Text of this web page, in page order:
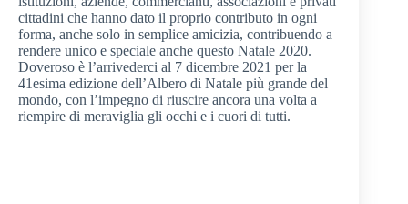
cittadini che hanno dato il proprio contributo in ogni
forma, anche solo in semplice amicizia, contribuendo a
rendere unico e speciale anche questo Natale 2020.
Doveroso è l’arrivederci al 7 dicembre 2021 per la
41esima edizione dell’Albero di Natale più grande del
mondo, con l’impegno di riuscire ancora una volta a
riempire di meraviglia gli occhi e i cuori di tutti.